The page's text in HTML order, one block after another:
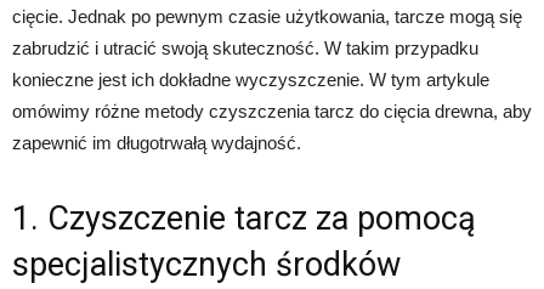
cięcie. Jednak po pewnym czasie użytkowania, tarcze mogą się
zabrudzić i utracić swoją skuteczność. W takim przypadku
konieczne jest ich dokładne wyczyszczenie. W tym artykule
omówimy różne metody czyszczenia tarcz do cięcia drewna, aby
zapewnić im długotrwałą wydajność.
1. Czyszczenie tarcz za pomocą
specjalistycznych środków